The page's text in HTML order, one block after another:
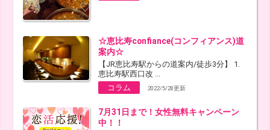
☆恵比寿confiance(コンフィアンス)道
案内☆
【JR恵比寿駅からの道案内/徒歩3分】 1.
恵比寿駅西口改 ...
コラム
2022/5/28更新
7月31日まで！女性無料キャンペーン
中！！